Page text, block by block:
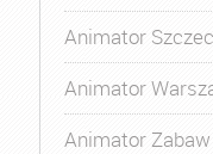
Animator
Animator
Animator